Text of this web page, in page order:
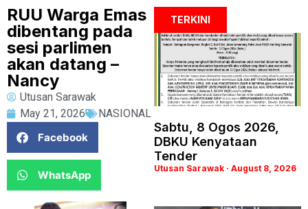
RUU Warga Emas
dibentang pada
sesi parlimen
akan datang –
Nancy
Utusan Sarawak
May 21, 2026
NASIONAL
Facebook
WhatsApp
TERKINI
Sabtu, 8 Ogos 2026,
DBKU Kenyataan
Tender
Utusan Sarawak August 8, 2026